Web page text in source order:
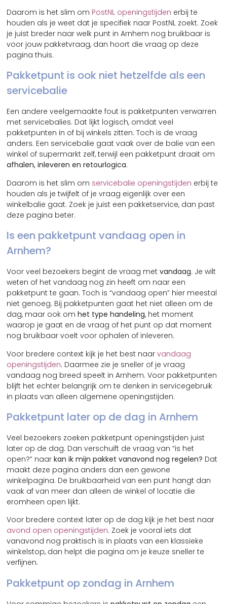
Daarom is het slim om PostNL openingstijden erbij te
houden als je weet dat je specifiek naar PostNL zoekt. Zoek
je juist breder naar welk punt in Arnhem nog bruikbaar is
voor jouw pakketvraag, dan hoort die vraag op deze
pagina thuis.
Pakketpunt is ook niet hetzelfde als een
servicebalie
Een andere veelgemaakte fout is pakketpunten verwarren
met servicebalies. Dat lijkt logisch, omdat veel
pakketpunten in of bij winkels zitten. Toch is de vraag
anders. Een servicebalie gaat vaak over de balie van een
winkel of supermarkt zelf, terwijl een pakketpunt draait om
afhalen, inleveren en retourlogica.
Daarom is het slim om servicebalie openingstijden erbij te
houden als je twijfelt of je vraag eigenlijk over een
winkelbalie gaat. Zoek je juist een pakketservice, dan past
deze pagina beter.
Is een pakketpunt vandaag open in
Arnhem?
Voor veel bezoekers begint de vraag metvandaag. Je wilt
weten of het vandaag nog zin heeft om naar een
pakketpunt te gaan. Toch is “vandaag open” hier meestal
niet genoeg. Bij pakketpunten gaat het niet alleen om de
dag, maar ook omhet type handeling, het moment
waarop je gaat en de vraag of het punt op dat moment
nog bruikbaar voelt voor ophalen of inleveren.
Voor bredere context kijk je het best naarvandaag
openingstijden. Daarmee zie je sneller of je vraag
vandaag nog breed speelt in Arnhem. Voor pakketpunten
blijft het echter belangrijk om te denken in servicegebruik
in plaats van alleen algemene openingstijden.
Pakketpunt later op de dag in Arnhem
Veel bezoekers zoeken pakketpunt openingstijden juist
later op de dag. Dan verschuift de vraag van “is het
open?” naarkan ik mijn pakket vanavond nog regelen? Dat
maakt deze pagina anders dan een gewone
winkelpagina. De bruikbaarheid van een punt hangt dan
vaak af van meer dan alleen de winkel of locatie die
eromheen open lijkt.
Voor bredere context later op de dag kijk je het best naar
avond open openingstijden. Zoek je vooral iets dat
vanavond nog praktisch is in plaats van een klassieke
winkelstop, dan helpt die pagina om je keuze sneller te
verfijnen.
Pakketpunt op zondag in Arnhem